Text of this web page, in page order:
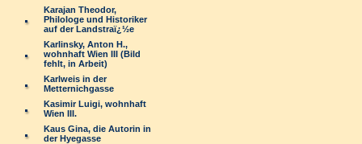
Karajan Theodor,
Philologe und Historiker
auf der Landstraï¿½e
Karlinsky, Anton H.,
wohnhaft Wien III (Bild
fehlt, in Arbeit)
Karlweis in der
Metternichgasse
Kasimir Luigi, wohnhaft
Wien III.
Kaus Gina, die Autorin in
der Hyegasse